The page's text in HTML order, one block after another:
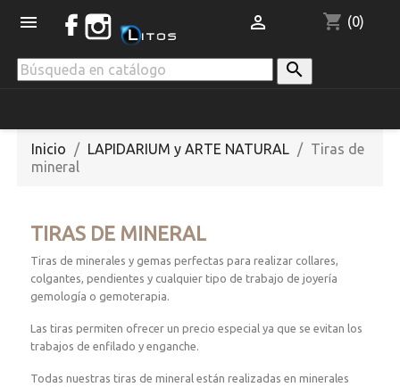
 shopping_cart (0)


Inicio LAPIDARIUM y ARTE NATURAL
Tiras de
mineral
TIRAS DE MINERAL
Tiras de minerales y gemas perfectas para realizar collares,
colgantes, pendientes y cualquier tipo de trabajo de joyería
gemología o gemoterapia.
Las tiras permiten ofrecer un precio especial ya que se evitan los
trabajos de enfilado y enganche.
Todas nuestras tiras de mineral están realizadas en minerales